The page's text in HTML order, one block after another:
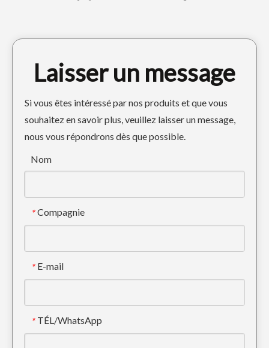
HXMD 9W8552RCL 1U3452RCL a forgé la dent de roche d'excavatrice pour le chat J550
Laisser un message
Si vous êtes intéressé par nos produits et que vous
souhaitez en savoir plus, veuillez laisser un message,
nous vous répondrons dès que possible.
Nom
* Compagnie
* E-mail
* TÉL/WhatsApp